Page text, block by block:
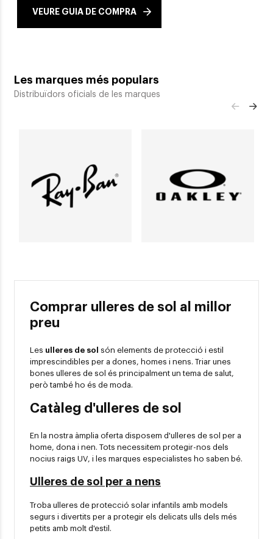
VEURE GUIA DE COMPRA
Les marques més populars
Distribuïdors oficials de les marques
Comprar ulleres de sol al millor
preu
Les ulleres de sol
són elements de protecció i estil
imprescindibles per a dones, homes i nens. Triar unes
bones ulleres de sol és principalment un tema de salut,
però també ho és de moda.
Catàleg d'ulleres de sol
En la nostra àmplia oferta disposem d'ulleres de sol per a
home, dona i nen. Tots necessitem protegir-nos dels
nocius raigs UV, i les marques especialistes ho saben bé.
Ulleres de sol per a nens
Troba ulleres de protecció solar infantils amb models
segurs i divertits per a protegir els delicats ulls dels més
petits amb molt d'estil.